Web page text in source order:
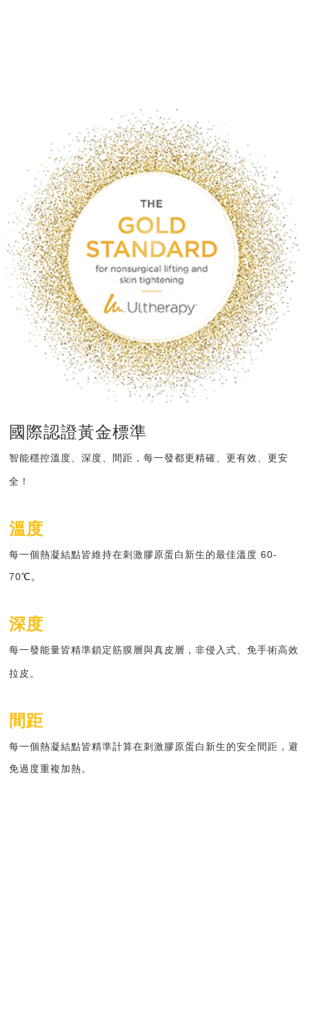
國際認證黃金標準
智能穩控溫度、深度、間距，每一發都更精確、更有效、更安
全！
溫度
每一個熱凝結點皆維持在刺激膠原蛋白新生的最佳溫度 60-
70℃。
深度
每一發能量皆精準鎖定筋膜層與真皮層 ，非侵入式、免手術高效
拉皮。
間距
每一個熱凝結點皆精準計算在刺激膠原蛋白新生的安全間距 ，避
免過度重複加熱。